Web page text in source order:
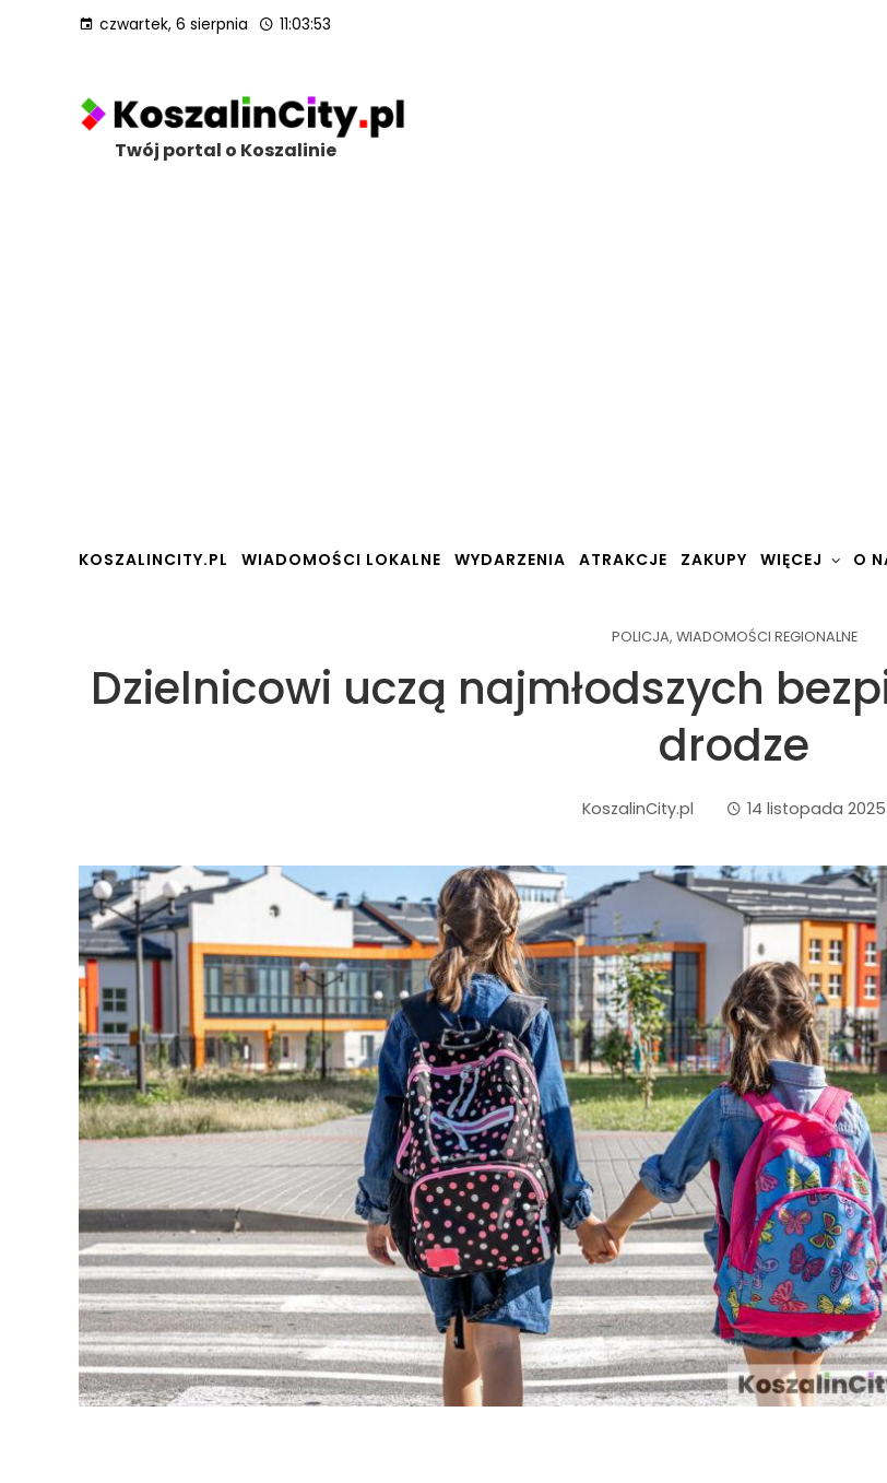
czwartek, 6 sierpnia 11:03:55
Twój portal o Koszalinie
KOSZALINCITY.PL WIADOMOŚCI LOKALNE WYDARZENIA ATRAKCJE ZAKUPY WIĘCEJ O
POLICJA, WIADOMOŚCI REGIONALNE
Dzielnicowi uczą najmłodszych
drodze
KoszalinCity.pl 14 listopada 2025